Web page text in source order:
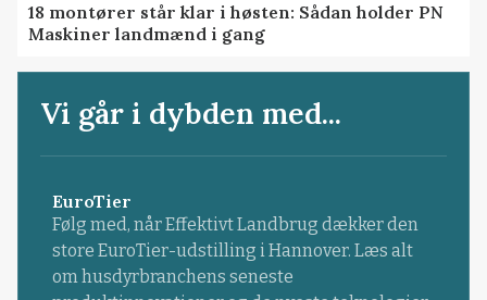
18 montører står klar i høsten: Sådan holder PN
Maskiner landmænd i gang
Vi går i dybden med...
EuroTier
Følg med, når Effektivt Landbrug dækker den
store EuroTier-udstilling i Hannover. Læs alt
om husdyrbranchens seneste